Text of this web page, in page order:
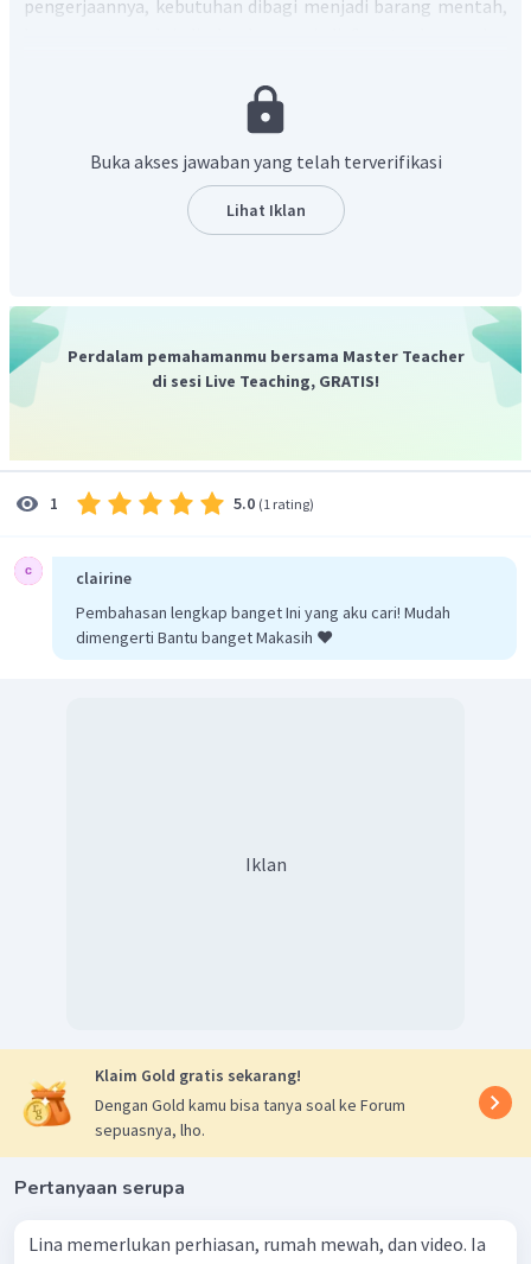
pengerjaannya, kebutuhan dibagi menjadi barang mentah,
Jadi, jawaban yang tepat adalah pilihan B.
Buka akses jawaban yang telah terverifikasi
Lihat Iklan
Perdalam pemahamanmu bersama Master Teacher
di sesi Live Teaching, GRATIS!
1 5.0 (1 rating)
clairine
Pembahasan lengkap banget Ini yang aku cari! Mudah
dimengerti Bantu banget Makasih ❤️
Iklan
Klaim Gold gratis sekarang!
Dengan Gold kamu bisa tanya soal ke Forum
sepuasnya, lho.
Pertanyaan serupa
Lina memerlukan perhiasan, rumah mewah, dan video. Ia